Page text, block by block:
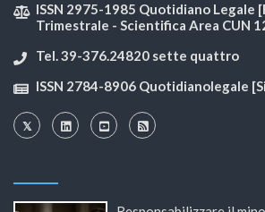
ISSN 2975-1985 Quotidiano Legale
Trimestrale - Scientifica Area CUN
Tel. 39-376.24820 sette quattro
ISSN 2784-8906 Quotidianolegale